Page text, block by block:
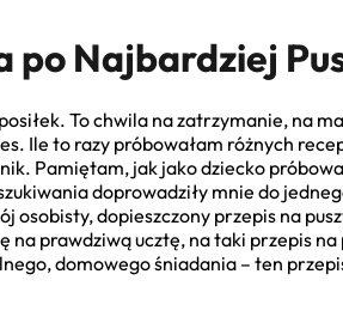
Najbardziej
To chwila na zatrzymanie, na
Ile to razy próbowałam różnych
Pamiętam, jak jako dziecko
doprowadziły mnie do
osobisty, dopieszczony przepis na
prawdziwą ucztę, na taki przepis
domowego śniadania – ten